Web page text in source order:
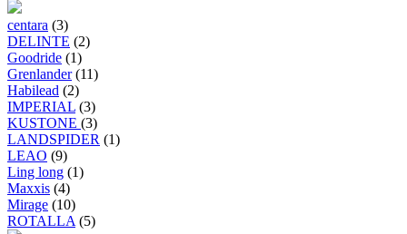
centara (3)
DELINTE (2)
Goodride (1)
Grenlander (11)
Habilead (2)
IMPERIAL (3)
KUSTONE (3)
LANDSPIDER (1)
LEAO (9)
Ling long (1)
Maxxis (4)
Mirage (10)
ROTALLA (5)